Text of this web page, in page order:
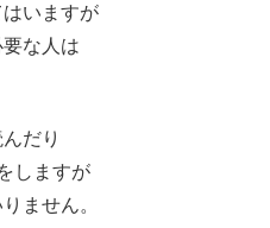
いますが
な人は
だり
しますが
ません。